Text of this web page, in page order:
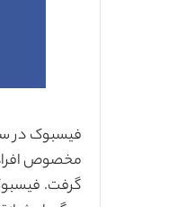
فیسبوک در سال ۲۰۰۴ توسط یک دانشجوی
مخصوص
گرفت.